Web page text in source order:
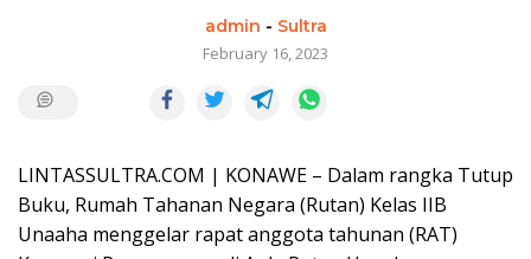
admin - Sultra
February 16, 2023
LINTASSULTRA.COM | KONAWE – Dalam rangka Tutup
Buku, Rumah Tahanan Negara (Rutan) Kelas IIB
Unaaha menggelar rapat anggota tahunan (RAT)